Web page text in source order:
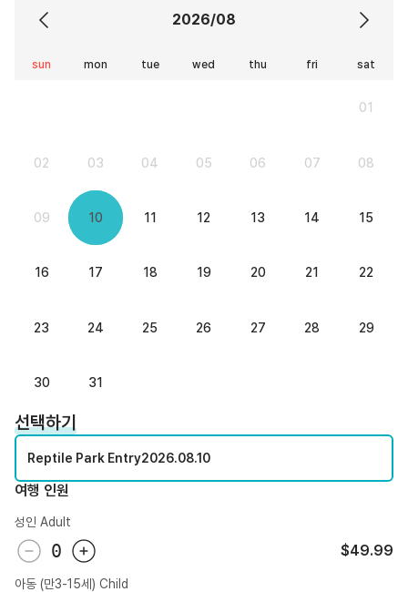
2026/08
sun mon tue wed thu fri sat
01
02 03 04 05 06 07 08
09 10 11 12 13 14 15
16 17 18 19 20 21 22
23 24 25 26 27 28 29
30 31
선택하기
Reptile Park Entry2026.08.10
여행 인원
성인 Adult
0 $49.99
아동 (만3-15세) Child